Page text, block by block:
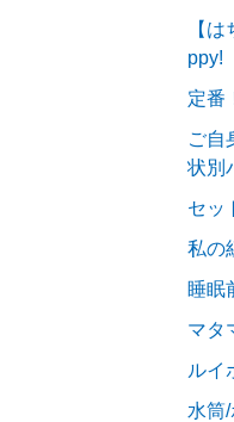
【
ppy!
定番
ご自
状別
セッ
私の
睡眠
マタ
ルイ
水筒